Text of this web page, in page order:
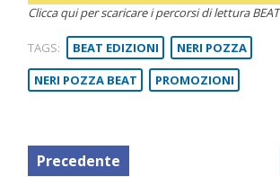
Clicca qui per scaricare i percorsi di lettura BEAT
TAGS: BEAT EDIZIONI
NERI POZZA
NERI POZZA BEAT
PROMOZIONI
Precedente